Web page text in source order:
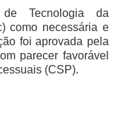
e de Estímulo à
Feminina
de Tecnologia da
como necessária e
foi aprovada pela
parecer favorável
(CSP).